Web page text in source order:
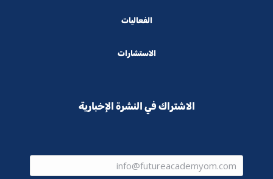
الفعاليات
الاستشارات
الاشتراك في النشرة الإخبارية